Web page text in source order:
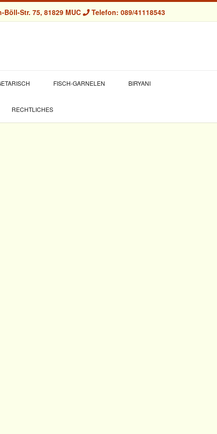
Böll-Str. 75, 81829 MUC Telefon: 089/41118543
FISCH-GARNELEN BIRYANI
RECHTLICHES